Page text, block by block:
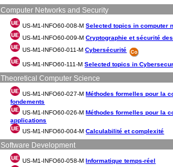
Computer Networks and Security
US-M1-INFO60-008-MSelected topics in computer
US-M1-INFO60-009-MCryptographie et sécurité
US-M1-INFO60-011-MCybersécurité
US-M1-INFO60-111-MSelected topics in
Theoretical Computer Science
US-M1-INFO60-027-MMéthodes formelles pour la
fondements
US-M1-INFO60-026-MMéthodes formelles pour la
applications
US-M1-INFO60-004-MCalculabilité et complexité
Software Development
US-M1-INFO60-058-MInformatique temps-réel